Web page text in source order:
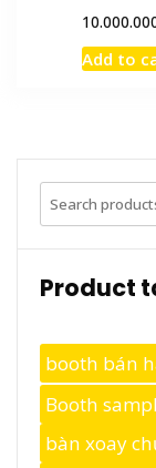
Add to
Search
for:
Product
booth bán
Booth
bàn xoay